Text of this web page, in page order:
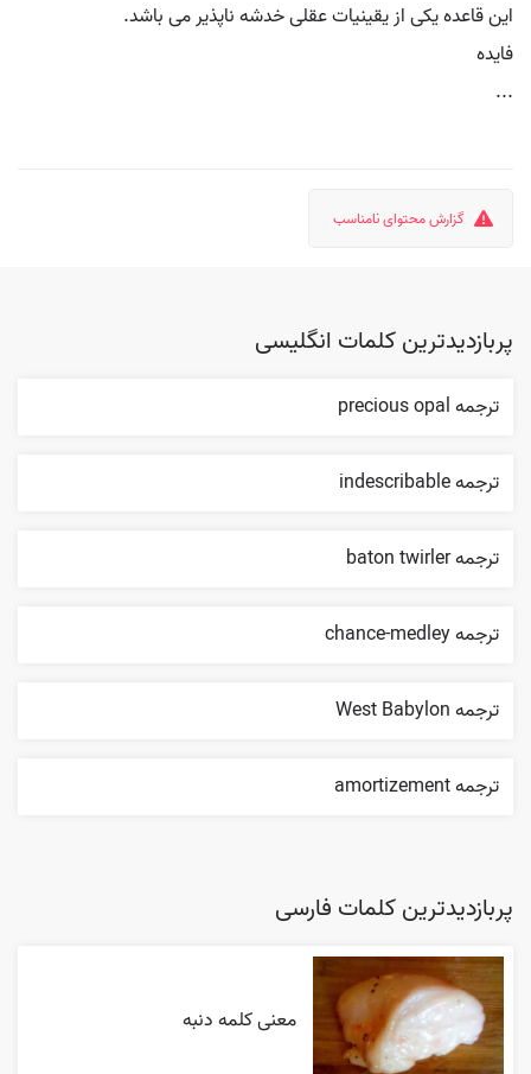
این قاعده یکی از یقینیات عقلی خدشه ناپذیر می باشد.
فایده
...
گزارش محتوای نامناسب
پربازدیدترین کلمات انگلیسی
ترجمه precious opal
ترجمه indescribable
ترجمه baton twirler
ترجمه chance-medley
ترجمه West Babylon
ترجمه amortizement
پربازدیدترین کلمات فارسی
معنی کلمه دنبه